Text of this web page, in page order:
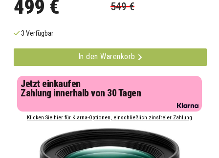
499 € 549 €
3 Verfügbar
In den Warenkorb
Jetzt einkaufen
Zahlung innerhalb von 30 Tagen
Klicken Sie hier für Klarna-Optionen, einschließlich zinsfreier Zahlung